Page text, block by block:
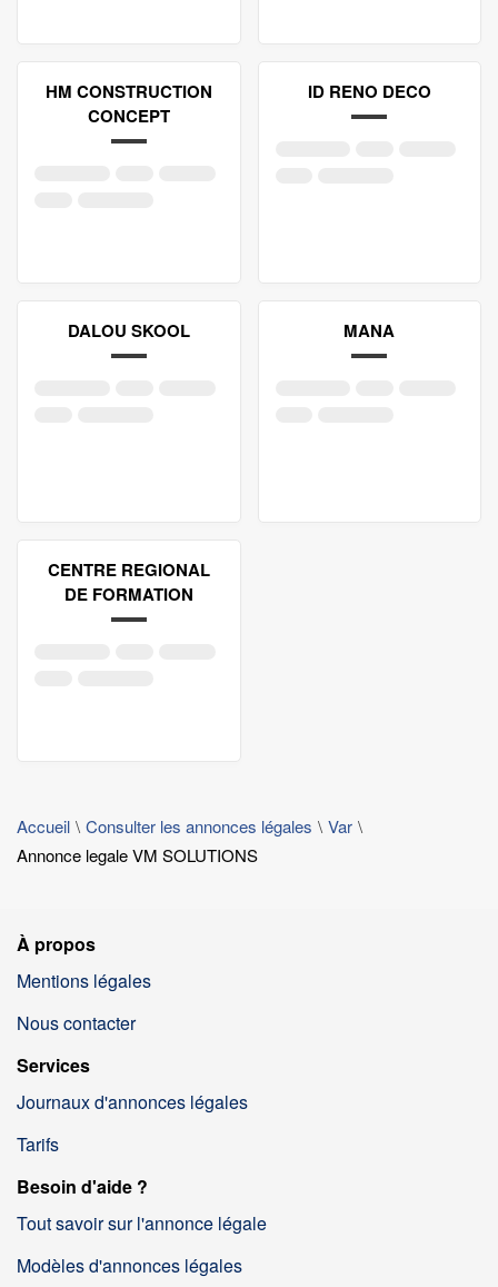
HM CONSTRUCTION
CONCEPT
ID RENO DECO
DALOU SKOOL MANA
CENTRE REGIONAL
DE FORMATION
Accueil Consulter les annonces légales
Var
Annonce legale VM SOLUTIONS
À propos
Mentions légales
Nous contacter
Services
Journaux d'annonces légales
Tarifs
Besoin d'aide ?
Tout savoir sur l'annonce légale
Modèles d'annonces légales